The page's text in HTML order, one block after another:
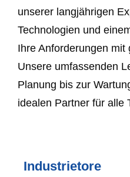
unserer langjährigen
Technologien und
Ihre Anforderungen
Unsere umfassenden
Planung bis zur
idealen Partner für alle
Industrietore